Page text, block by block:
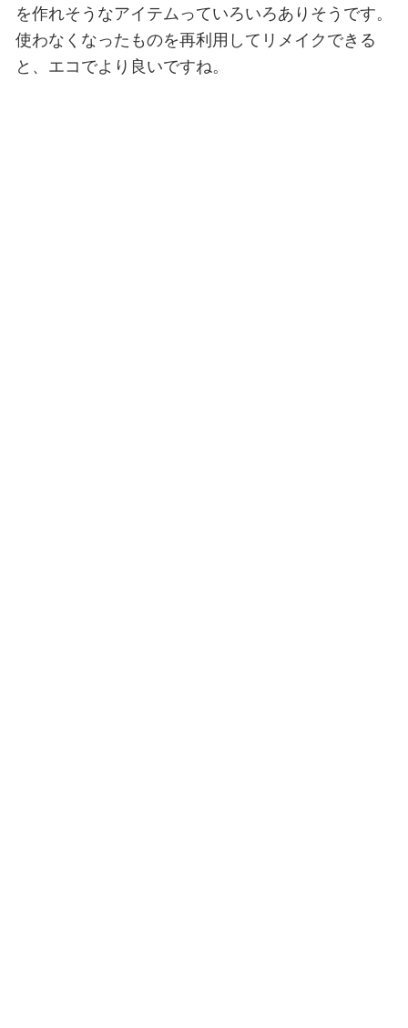
を作れそうなアイテムっていろいろありそうです。
使わなくなったものを再利用してリメイクできる
と、エコでより良いですね。